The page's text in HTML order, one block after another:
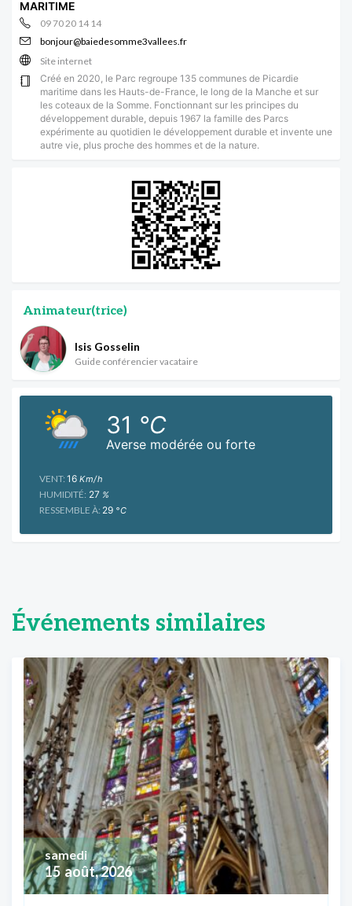
MARITIME
09 70 20 14 14
bonjour@baiedesomme3vallees.fr
Site internet
Créé en 2020, le Parc regroupe 135 communes de Picardie
maritime dans les Hauts-de-France, le long de la Manche et sur
les coteaux de la Somme. Fonctionnant sur les principes du
développement durable, depuis 1967 la famille des Parcs
expérimente au quotidien le développement durable et invente une
autre vie, plus proche des hommes et de la nature.
Animateur(trice)
Isis Gosselin
Guide conférencier vacataire
Averse modérée ou forte
31 °C
VENT: 16 Km/h
HUMIDITÉ: 27 %
RESSEMBLE À: 29 °C
Événements similaires
15 août, 2026
samedi